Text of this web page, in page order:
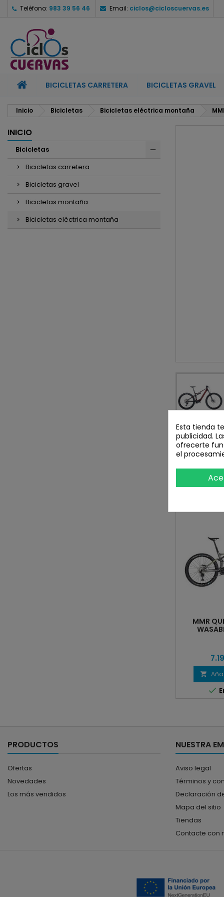
Teléfono: 983 39 56 46 Email: ciclos@cicloscuervas.es
BICICLETAS CARRETERA BICICLETAS GRAVEL
Inicio Bicicletas Bicicletas eléctrica montaña
INICIO
Bicicletas
Bicicletas carretera
Bicicletas gravel
Bicicletas montaña
Bicicletas eléctrica montaña
DETALLES
16 OTROS
MMR


PRODUCTOS
Ofertas
Novedades
Los más vendidos
NUESTRA
Aviso legal
Términos y
Declaración
Mapa del sitio
Tiendas
Contacte con
Esta tienda
publicidad.
ofrecerte
el